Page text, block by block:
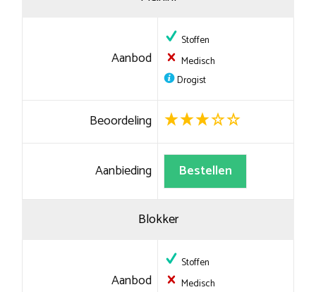
Aanbod
Stoffen
Medisch
Drogist
Beoordeling
Aanbieding Bestellen
Blokker
Aanbod
Stoffen
Medisch